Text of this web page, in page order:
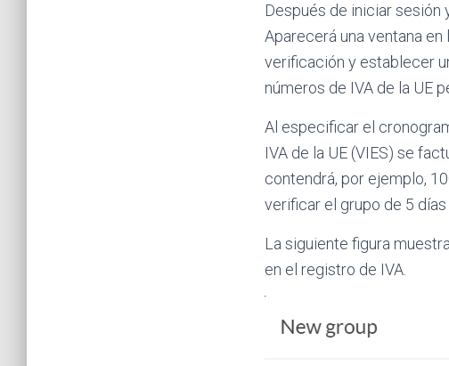
Después de iniciar sesión
Aparecerá una ventana
verificación y establecer
números de IVA de la UE
Al especificar el
IVA de la UE (VIES) se
contendrá, por ejemplo,
verificar el grupo de 5
La siguiente figura
en el registro de IVA.